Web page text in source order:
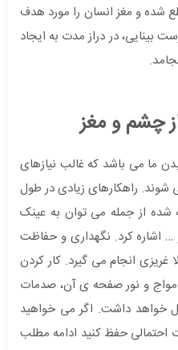
شده و مغز انسان را مورد هدف
بینایی، در دراز مدت به ایجاد
چشم و مغز
ما می باشد که غالب نیازهای
شوند. راهکارهای زیادی در طول
شده از جمله می توان به عینک
… اشاره کرد. نگهداری و حفاظت
انجام می گیرد. کار کردن
و نور صفحه ی آن، صدمات
خواهد داشت. اگر می خواهید
احتمالی حفظ کنید ادامه مطلب